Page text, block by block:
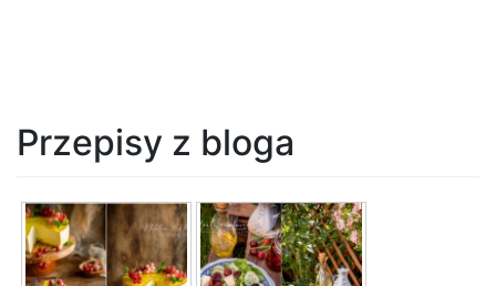
Przepisy z bloga